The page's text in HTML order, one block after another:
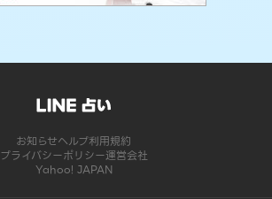
お知らせヘルプ利用規約
プライバシーポリシー運営会社
Yahoo! JAPAN